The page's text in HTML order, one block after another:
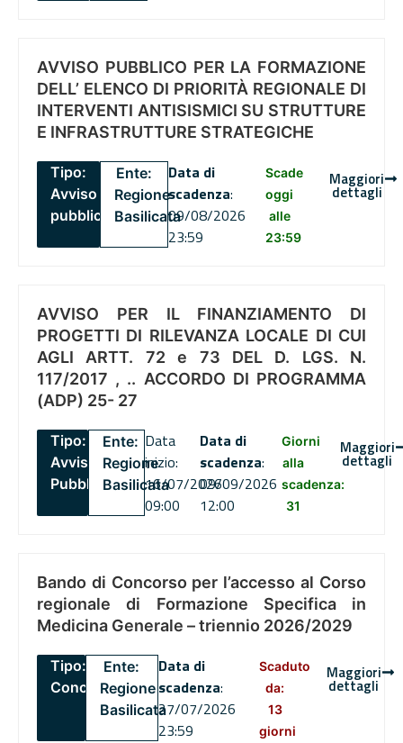
AVVISO PUBBLICO PER LA FORMAZIONE
DELL’ ELENCO DI PRIORITÀ REGIONALE DI
INTERVENTI ANTISISMICI SU STRUTTURE
E INFRASTRUTTURE STRATEGICHE
Tipo:
Avviso
pubblico
Ente:
Regione
Basilicata
Data di
scadenza:
09/08/2026
23:59
Scade
oggi
alle
23:59
Maggiori
dettagli
AVVISO PER IL FINANZIAMENTO DI
PROGETTI DI RILEVANZA LOCALE DI CUI
AGLI ARTT. 72 e 73 DEL D. LGS. N.
117/2017 , .. ACCORDO DI PROGRAMMA
(ADP) 25- 27
Tipo:
Avviso
Pubblico
Ente:
Regione
Basilicata
Data
inizio:
16/07/2026
09:00
Data di
scadenza:
09/09/2026
12:00
Giorni
alla
scadenza:
31
Maggiori
dettagli
Bando di Concorso per l’accesso al Corso
regionale di Formazione Specifica in
Medicina Generale – triennio 2026/2029
Tipo:
Concorsi
Ente:
Regione
Basilicata
Data di
scadenza:
27/07/2026
23:59
Scaduto
da:
13
giorni
Maggiori
dettagli